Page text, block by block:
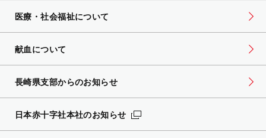
医療・社会福祉について
献血について
長崎県支部からのお知らせ
日本赤十字社本社のお知らせ